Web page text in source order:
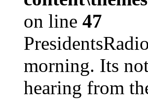
on line 47
morning. Its
hearing from